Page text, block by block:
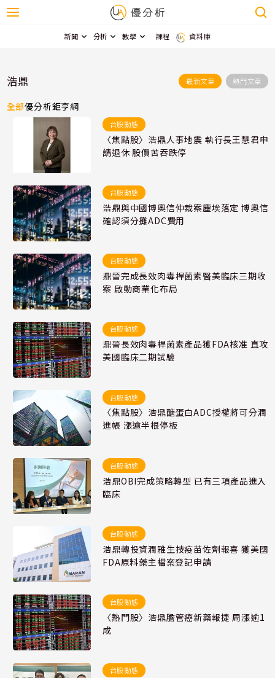
新聞 分析 教學 課程 資料庫
浩鼎 最新文章 熱門文章
全部優分析鉅亨網
台股動態
〈焦點股〉浩鼎人事地震 執行長王慧君申
請退休 股價苦吞跌停
台股動態
浩鼎與中國博奧信仲裁案塵埃落定 博奧信
確認須分攤ADC費用
台股動態
鼎晉完成長效肉毒桿菌素醫美臨床三期收
案 啟動商業化布局
台股動態
鼎晉長效肉毒桿菌素產品獲FDA核准 直攻
美國臨床二期試驗
台股動態
〈焦點股〉浩鼎醣蛋白ADC授權將可分潤
進帳 漲逾半根停板
台股動態
浩鼎OBI完成策略轉型 已有三項產品進入
臨床
台股動態
浩鼎轉投資潤雅生技疫苗佐劑報喜 獲美國
FDA原料藥主檔案登記申請
台股動態
〈熱門股〉浩鼎膽管癌新藥報捷 周漲逾1
成
台股動態